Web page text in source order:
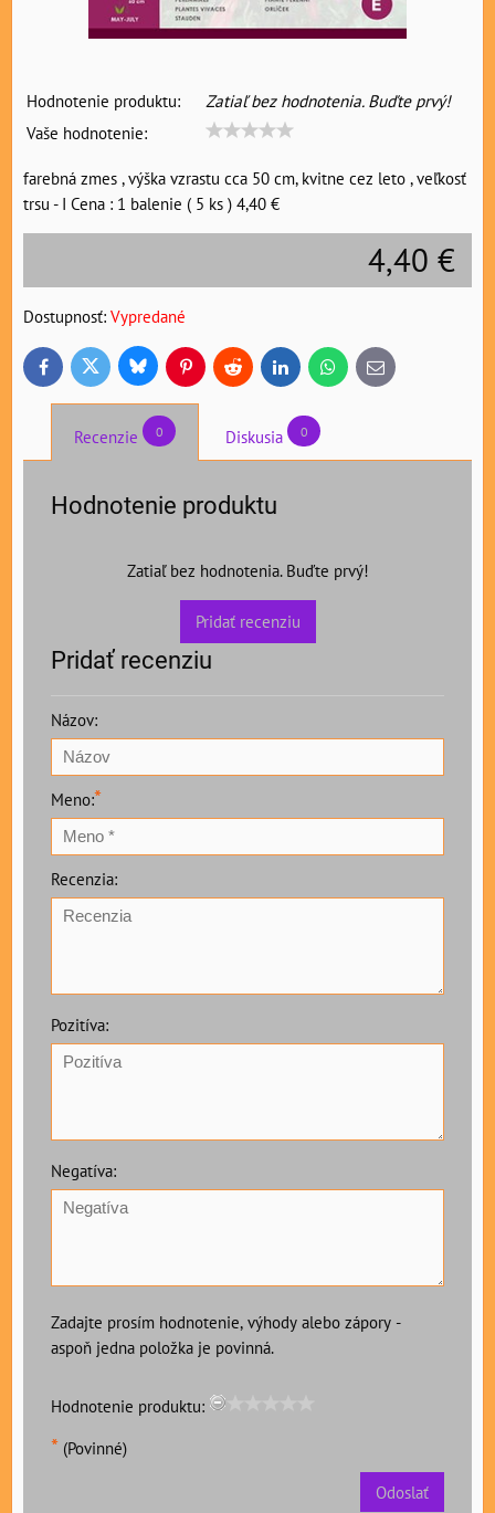
Hodnotenie produktu:
Zatiaľ bez hodnotenia. Buďte prvý!
Vaše hodnotenie:
farebná zmes , výška vzrastu cca 50 cm, kvitne cez leto , veľkosť
trsu - I Cena : 1 balenie ( 5 ks ) 4,40 €
4,40 €
Dostupnosť: Vypredané
FacebookTwitter BlueskyPinterestReddit LinkedInWhatsApp
E-
mail
Recenzie 0 Diskusia 0
Hodnotenie produktu
Zatiaľ bez hodnotenia. Buďte prvý!
Pridať recenziu
Pridať recenziu
Názov:
Meno:*
Recenzia:
Pozitíva:
Negatíva:
Zadajte prosím hodnotenie, výhody alebo zápory -
aspoň jedna položka je povinná.
Hodnotenie produktu:
* (Povinné)
Odoslať